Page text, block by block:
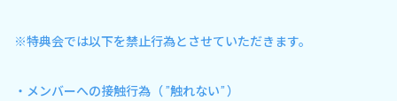
※特典会では以下を禁止行為とさせていただきます。
・メンバーへの接触行為（ ”触れない” ）